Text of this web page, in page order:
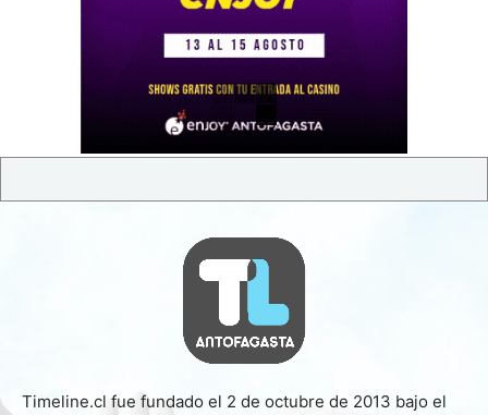
Timeline.cl fue fundado el 2 de octubre de 2013 bajo el